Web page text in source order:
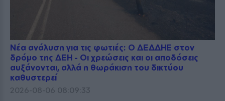
Νέα ανάλυση για τις φωτιές: Ο ΔΕΔΔΗΕ στον
δρόμο της ΔΕΗ - Οι χρεώσεις και οι αποδόσεις
αυξάνονται, αλλά η θωράκιση του δικτύου
καθυστερεί
2026-08-06 08:09:33